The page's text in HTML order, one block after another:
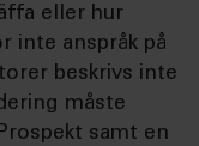
eller hur
inte anspråk på
beskrivs inte
måste
samt en